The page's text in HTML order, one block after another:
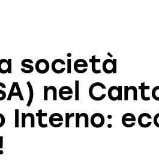
società
nel
Interno: